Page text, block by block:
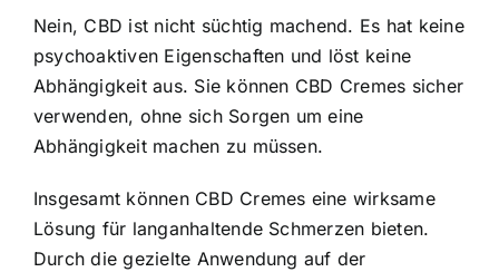
Nein, CBD ist nicht süchtig machend. Es hat keine
psychoaktiven Eigenschaften und löst keine
Abhängigkeit aus. Sie können CBD Cremes sicher
verwenden, ohne sich Sorgen um eine
Abhängigkeit machen zu müssen.
Insgesamt können CBD Cremes eine wirksame
Lösung für langanhaltende Schmerzen bieten.
Durch die gezielte Anwendung auf der